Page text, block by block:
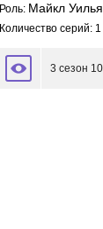
Роль: Майкл
Количество серий: 1
3 сезон